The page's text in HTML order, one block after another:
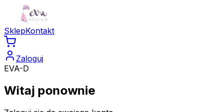
SklepKontakt
Zaloguj
EVA-D
Witaj ponownie